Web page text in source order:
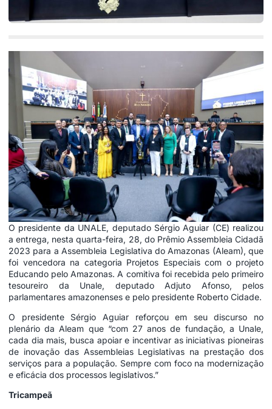
O presidente da UNALE, deputado Sérgio Aguiar (CE) realizou
a entrega, nesta quarta-feira, 28, do Prêmio Assembleia Cidadã
2023 para a Assembleia Legislativa do Amazonas (Aleam), que
foi vencedora na categoria Projetos Especiais com o projeto
Educando pelo Amazonas. A comitiva foi recebida pelo primeiro
tesoureiro da Unale, deputado Adjuto Afonso, pelos
parlamentares amazonenses e pelo presidente Roberto Cidade.
O presidente Sérgio Aguiar reforçou em seu discurso no
plenário da Aleam que “com 27 anos de fundação, a Unale,
cada dia mais, busca apoiar e incentivar as iniciativas pioneiras
de inovação das Assembleias Legislativas na prestação dos
serviços para a população. Sempre com foco na modernização
e eficácia dos processos legislativos.”
Tricampeã